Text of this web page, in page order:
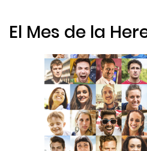
El Mes de la